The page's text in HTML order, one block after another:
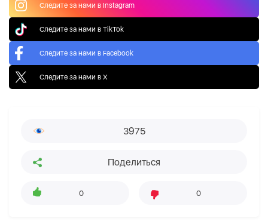
Следите за нами в Instagram
Следите за нами в TikTok
Следите за нами в Facebook
Следите за нами в X
3975
Поделиться
0 0